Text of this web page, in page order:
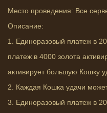
Место проведения: Все
Описание:
1. Единоразовый платеж в
платеж в 4000 золота
активирует большую Кошку
2. Каждая Кошка удачи
3. Единоразовый платеж в